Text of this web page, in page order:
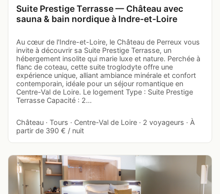
Suite Prestige Terrasse — Château avec
sauna & bain nordique à Indre-et-Loire
Au cœur de l'Indre-et-Loire, le Château de Perreux vous
invite à découvrir sa Suite Prestige Terrasse, un
hébergement insolite qui marie luxe et nature. Perchée à
flanc de coteau, cette suite troglodyte offre une
expérience unique, alliant ambiance minérale et confort
contemporain, idéale pour un séjour romantique en
Centre-Val de Loire. Le logement Type : Suite Prestige
Terrasse Capacité : 2…
Château · Tours · Centre-Val de Loire · 2 voyageurs · À
partir de 390 € / nuit